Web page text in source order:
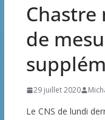
Chastre
de
29 juillet 2020
Le CNS de lundi